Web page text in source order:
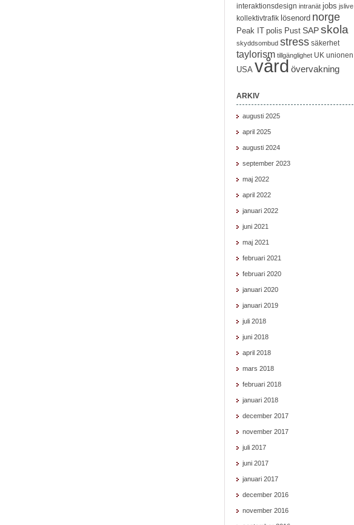
interaktionsdesign intranät jobs jslive
kollektivtrafik lösenord norge
Peak IT polis Pust SAPskola
skyddsombud stress säkerhet
taylorism tillgänglighet UK unionen
USA vård övervakning
ARKIV
augusti 2025
april 2025
augusti 2024
september 2023
maj 2022
april 2022
januari 2022
juni 2021
maj 2021
februari 2021
februari 2020
januari 2020
januari 2019
juli 2018
juni 2018
april 2018
mars 2018
februari 2018
januari 2018
december 2017
november 2017
juli 2017
juni 2017
januari 2017
december 2016
november 2016